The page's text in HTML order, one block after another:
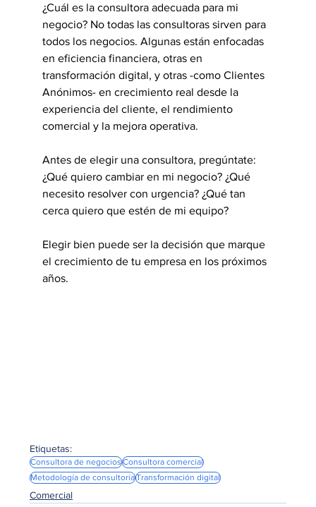
¿Cuál es la consultora adecuada para mi
negocio? No todas las consultoras sirven para
todos los negocios. Algunas están enfocadas
en eficiencia financiera, otras en
transformación digital, y otras -como Clientes
Anónimos- en crecimiento real desde la
experiencia del cliente, el rendimiento
comercial y la mejora operativa.
Antes de elegir una consultora, pregúntate:
¿Qué quiero cambiar en mi negocio? ¿Qué
necesito resolver con urgencia? ¿Qué tan
cerca quiero que estén de mi equipo?
Elegir bien puede ser la decisión que marque
el crecimiento de tu empresa en los próximos
años.
Etiquetas:
Consultora de negociosConsultora comercial
Metodología de consultoríaTransformación digital
Comercial